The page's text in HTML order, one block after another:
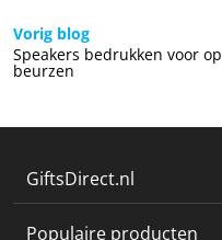
Vorig blog
Speakers bedrukken voor op
beurzen
GiftsDirect.nl
Populaire producten